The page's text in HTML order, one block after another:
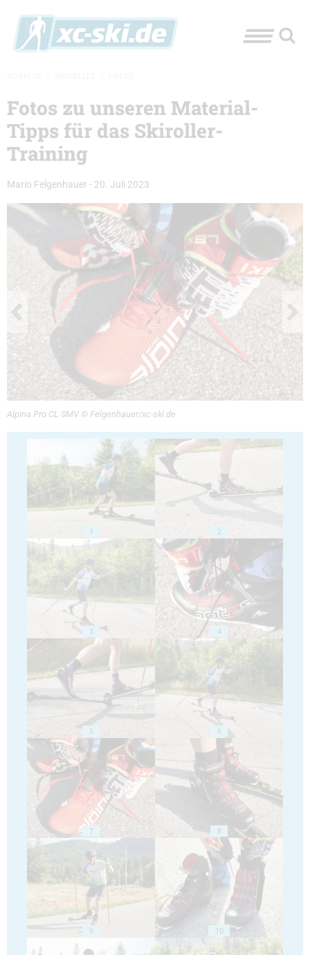
Fotos zu unseren Material-
Tipps für das Skiroller-
Training
Mario Felgenhauer - 20. Juli 2023
Alpina Pro CL SMV © Felgenhauer/xc-ski.de
1 2
3 4
5 6
7 8
9 10